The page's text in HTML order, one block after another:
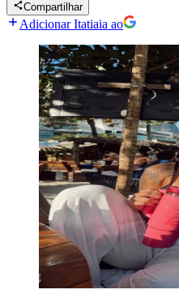
Compartilhar
Adicionar Itatiaia ao